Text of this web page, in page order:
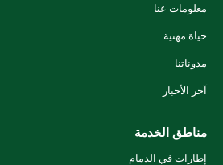
معلومات عنا
حياة مهنية
مدوناتنا
آخر الأخبار
مناطق الخدمة
إطارات في الدمام